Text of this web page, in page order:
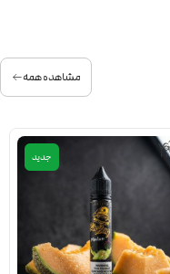
مشاهده همه
جدید